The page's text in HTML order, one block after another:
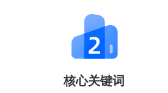
核心关键词